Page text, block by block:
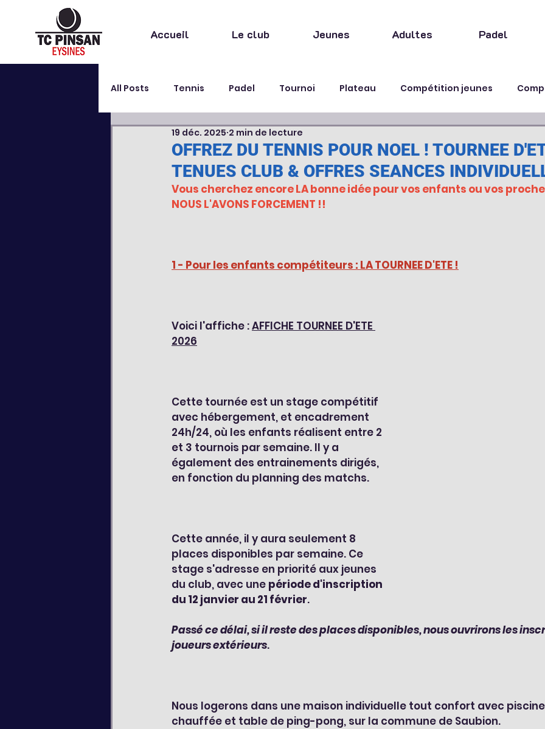
Accueil Le club Jeunes Adultes Padel
All Posts Tennis Padel Tournoi Plateau Compétition jeunes
Extra sportif Fête
OFFREZ DU TENNIS POUR NOEL ! TOURNEE
TENUES CLUB & OFFRES SEANCES
19 déc. 2025 2 min de lecture
Vous cherchez encore LA bonne idée pour vos enfants ou vos
NOUS L'AVONS FORCEMENT !!
1 - Pour les enfants compétiteurs : LA TOURNEE D'ETE !
Voici l'affiche : AFFICHE TOURNEE D'ETE
2026
Cette tournée est un stage compétitif
avec hébergement, et encadrement
24h/24, où les enfants réalisent entre 2
et 3 tournois par semaine. Il y a
également des entrainements dirigés,
en fonction du planning des matchs.
Cette année, il y aura seulement 8
places disponibles par semaine. Ce
stage s'adresse en priorité aux jeunes
du club, avec une période d'inscription
du 12 janvier au 21 février.
Passé ce délai, si il reste des places disponibles, nous ouvrirons les
joueurs extérieurs.
Nous logerons dans une maison individuelle tout confort avec piscine
chauffée et table de ping-pong, sur la commune de Saubion.